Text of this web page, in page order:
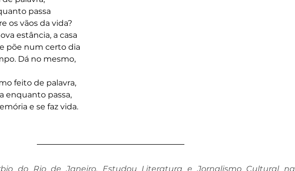
passa
os vãos da vida?
estância, a casa
põe num certo dia
Dá no mesmo,
feito de palavra,
enquanto passa,
e se faz vida.
do Rio de Janeiro. Estudou Literatura e Jornalismo Cultural na